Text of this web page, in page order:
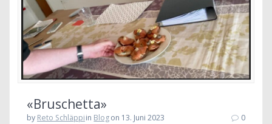
«Bruschetta»
by Reto Schläppiin Blogon 13. Juni 2023 0